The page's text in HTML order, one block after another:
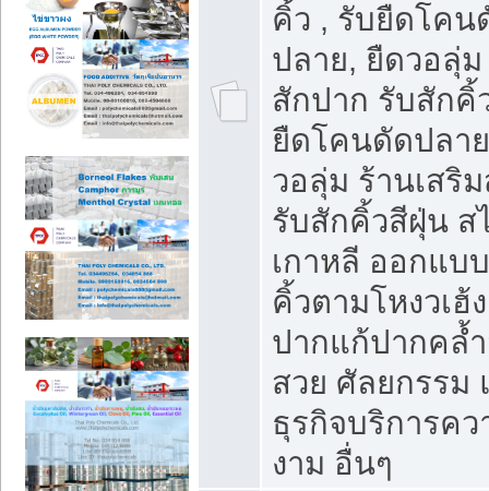
คิ้ว , รับยืดโคน
ปลาย, ยืดวอลุ่ม
สักปาก รับสักคิ้
ยืดโคนดัดปลา
วอลุ่ม ร้านเสริ
รับสักคิ้วสีฝุ่น ส
เกาหลี ออกแบ
คิ้วตามโหงวเฮ้
ปากแก้ปากคล้
สวย ศัลยกรรม
ธุรกิจบริการคว
งาม อื่นๆ